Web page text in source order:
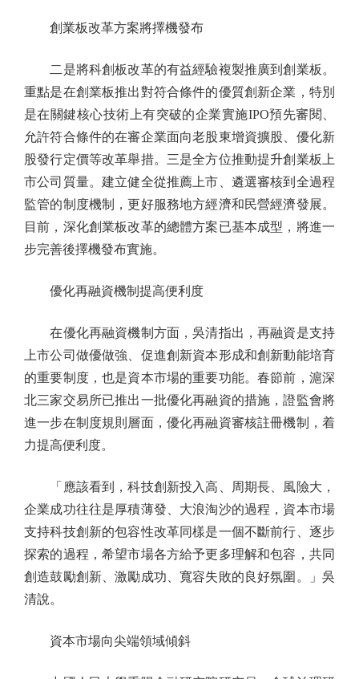
創業板改革方案將擇機發布
二是將科創板改革的有益經驗複製推廣到創業板。
重點是在創業板推出對符合條件的優質創新企業，特別
是在關鍵核心技術上有突破的企業實施IPO預先審閱、
允許符合條件的在審企業面向老股東增資擴股、優化新
股發行定價等改革舉措。三是全方位推動提升創業板上
市公司質量。建立健全從推薦上市、遴選審核到全過程
監管的制度機制，更好服務地方經濟和民營經濟發展。
目前，深化創業板改革的總體方案已基本成型，將進一
步完善後擇機發布實施。
優化再融資機制提高便利度
在優化再融資機制方面，吳清指出，再融資是支持
上市公司做優做強、促進創新資本形成和創新動能培育
的重要制度，也是資本市場的重要功能。春節前，滬深
北三家交易所已推出一批優化再融資的措施，證監會將
進一步在制度規則層面，優化再融資審核註冊機制，着
力提高便利度。
「應該看到，科技創新投入高、周期長、風險大，
企業成功往往是厚積薄發、大浪淘沙的過程，資本市場
支持科技創新的包容性改革同樣是一個不斷前行、逐步
探索的過程，希望市場各方給予更多理解和包容，共同
創造鼓勵創新、激勵成功、寬容失敗的良好氛圍。」吳
清說。
資本市場向尖端領域傾斜